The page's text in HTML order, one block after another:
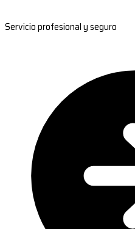
Servicio profesional y seguro